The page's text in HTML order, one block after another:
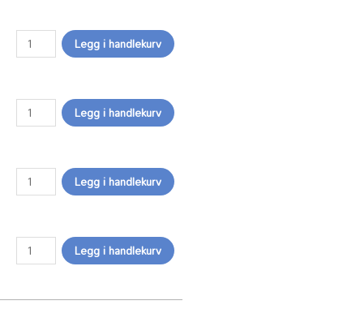
Legg i handlekurv
Legg i handlekurv
Legg i handlekurv
Legg i handlekurv